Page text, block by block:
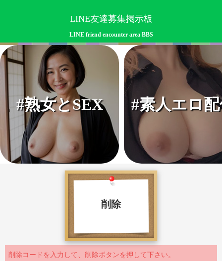
LINE友達募集掲示板
LINE friend encounter area BBS
#熟女とSEX #素人エロ
削除
削除コードを入力して、削除ボタンを押して下さい。